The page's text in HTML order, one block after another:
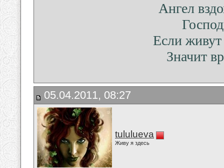
Ангел
Если
Значит
05.04.2011, 08:27
tululueva
Живу я здесь